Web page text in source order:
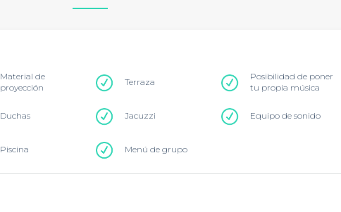
Material de
proyección
Terraza
Posibilidad de poner
tu propia música
Duchas Jacuzzi Equipo de sonido
Piscina Menú de grupo